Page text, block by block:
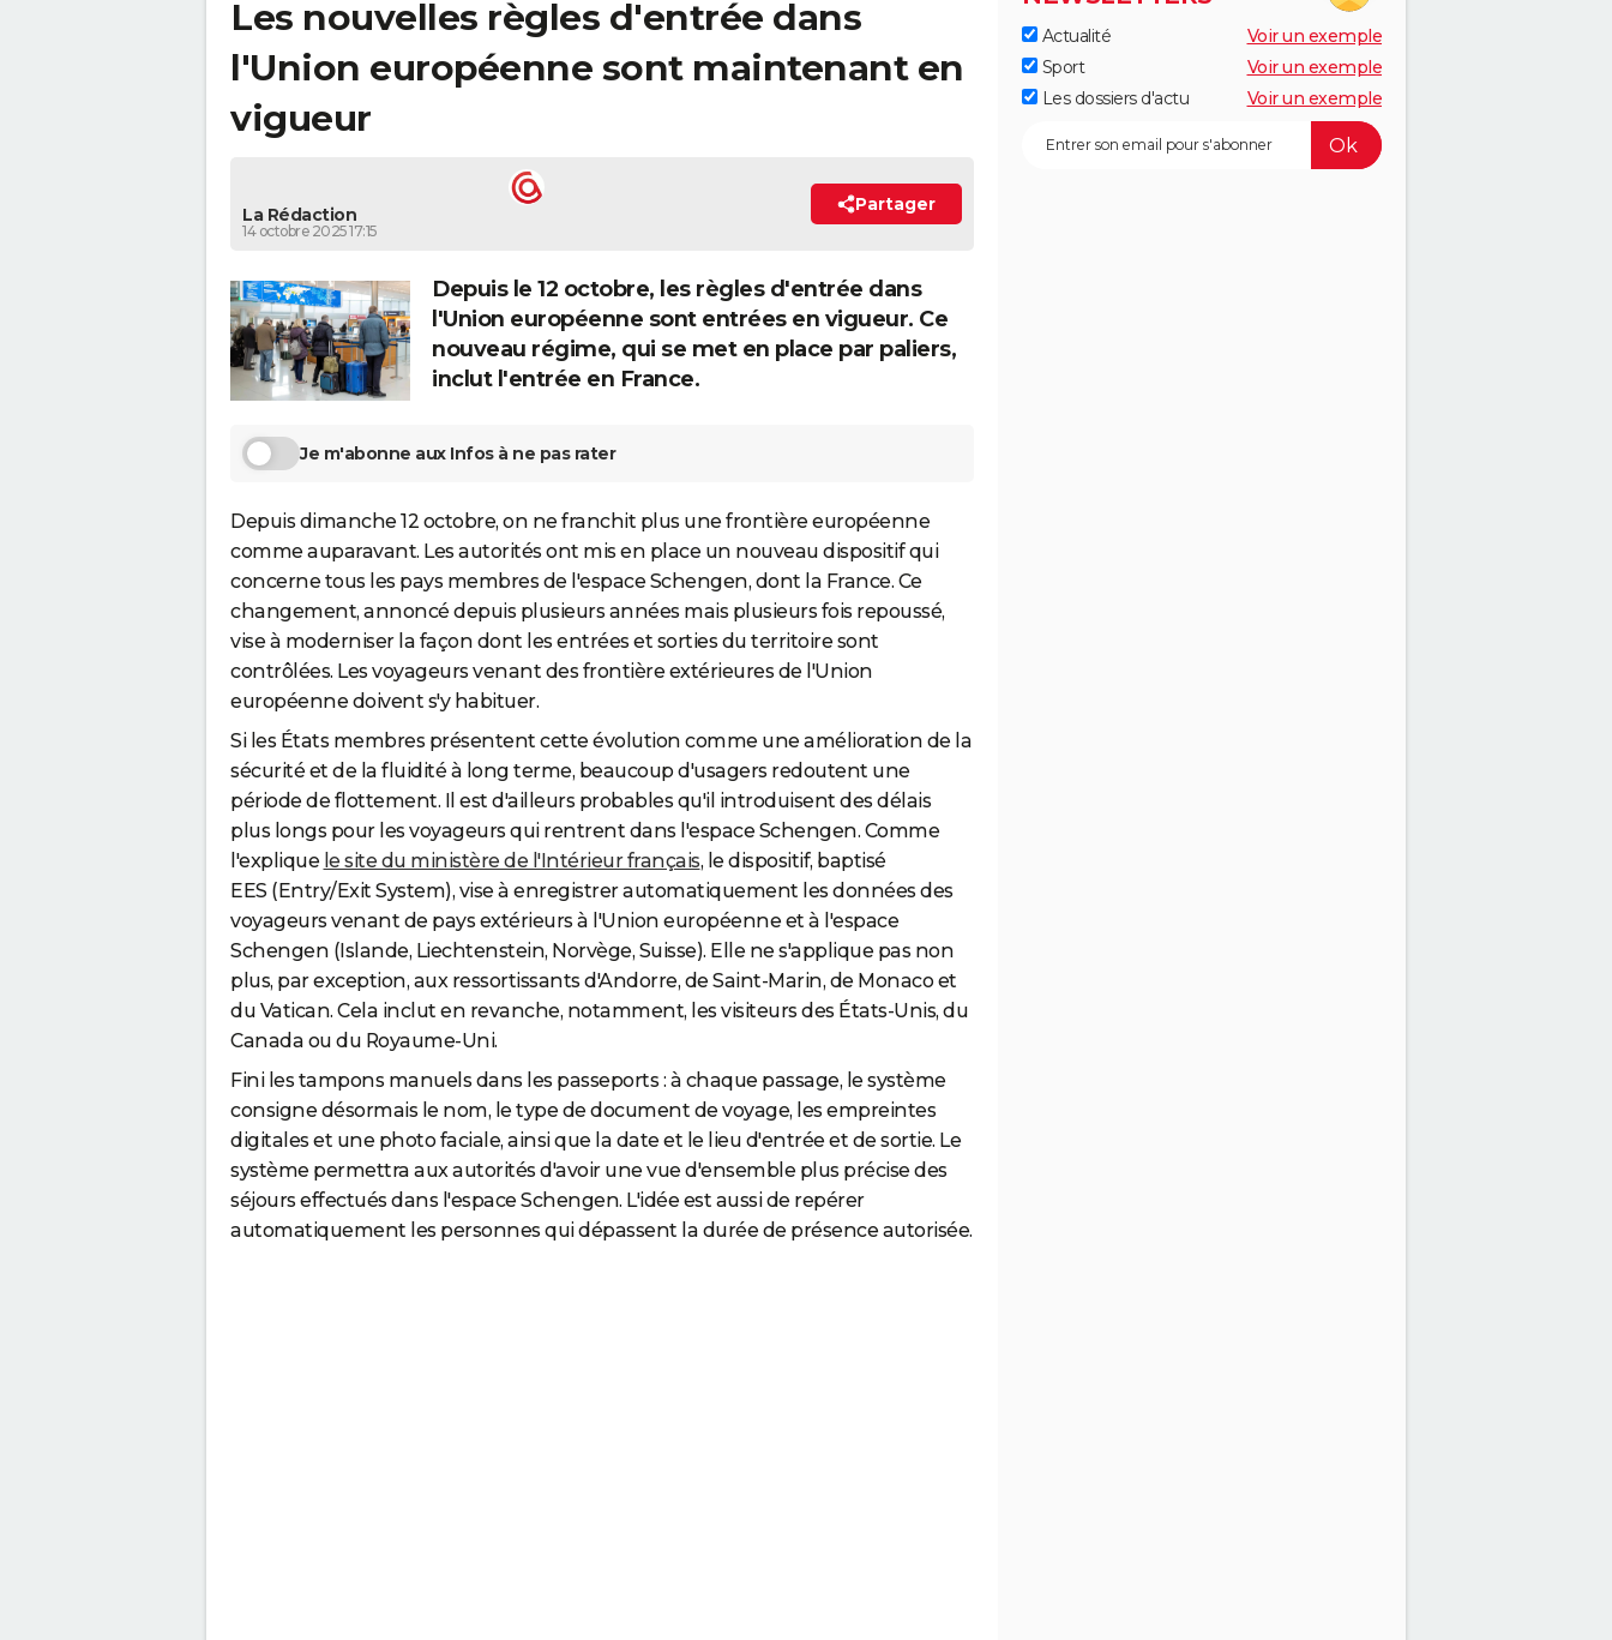
Les nouvelles règles d'entrée dans
l'Union européenne sont maintenant en
vigueur
La Rédaction
14 octobre 2025 17:15
Partager
Depuis le 12 octobre, les règles d'entrée dans
l'Union européenne sont entrées en vigueur. Ce
nouveau régime, qui se met en place par paliers,
inclut l'entrée en France.
Je m'abonne aux Infos à ne pas rater
Depuis dimanche 12 octobre, on ne franchit plus une frontière européenne
comme auparavant. Les autorités ont mis en place un nouveau dispositif qui
concerne tous les pays membres de l'espace Schengen, dont la France. Ce
changement, annoncé depuis plusieurs années mais plusieurs fois repoussé,
vise à moderniser la façon dont les entrées et sorties du territoire sont
contrôlées. Les voyageurs venant des frontière extérieures de l'Union
européenne doivent s'y habituer.
Si les États membres présentent cette évolution comme une amélioration de la
sécurité et de la fluidité à long terme, beaucoup d'usagers redoutent une
période de flottement. Il est d'ailleurs probables qu'il introduisent des délais
plus longs pour les voyageurs qui rentrent dans l'espace Schengen. Comme
l'explique le site du ministère de l'Intérieur français, le dispositif, baptisé
EES (Entry/Exit System), vise à enregistrer automatiquement les données des
voyageurs venant de pays extérieurs à l'Union européenne et à l'espace
Schengen (Islande, Liechtenstein, Norvège, Suisse). Elle ne s'applique pas non
plus, par exception, aux ressortissants d'Andorre, de Saint-Marin, de Monaco et
du Vatican. Cela inclut en revanche, notamment, les visiteurs des États-Unis, du
Canada ou du Royaume-Uni.
Fini les tampons manuels dans les passeports : à chaque passage, le système
consigne désormais le nom, le type de document de voyage, les empreintes
digitales et une photo faciale, ainsi que la date et le lieu d'entrée et de sortie. Le
système permettra aux autorités d'avoir une vue d'ensemble plus précise des
séjours effectués dans l'espace Schengen. L'idée est aussi de repérer
automatiquement les personnes qui dépassent la durée de présence autorisée.
Actualité
Voir un exemple
Sport
Voir un exemple
Les dossiers d'actu
Voir un exemple